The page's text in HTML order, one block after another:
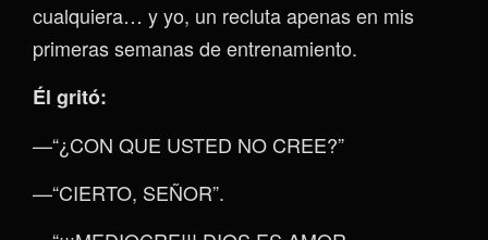
cualquiera… y yo, un recluta apenas en mis
primeras semanas de entrenamiento.
Él gritó:
—“¿CON QUE USTED NO CREE?”
—“CIERTO, SEÑOR”.